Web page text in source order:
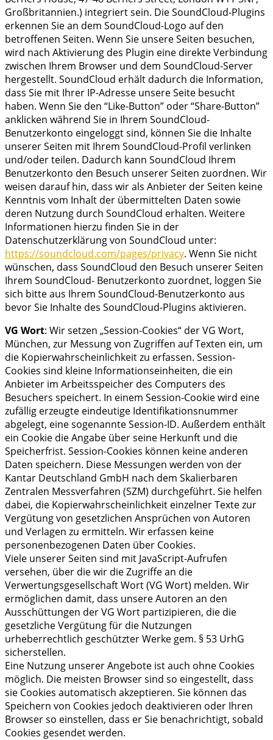
Großbritannien.) integriert sein. Die SoundCloud-Plugins
erkennen Sie an dem SoundCloud-Logo auf den
betroffenen Seiten. Wenn Sie unsere Seiten besuchen,
wird nach Aktivierung des Plugin eine direkte Verbindung
zwischen Ihrem Browser und dem SoundCloud-Server
hergestellt. SoundCloud erhält dadurch die Information,
dass Sie mit Ihrer IP-Adresse unsere Seite besucht
haben. Wenn Sie den “Like-Button” oder “Share-Button”
anklicken während Sie in Ihrem SoundCloud-
Benutzerkonto eingeloggt sind, können Sie die Inhalte
unserer Seiten mit Ihrem SoundCloud-Profil verlinken
und/oder teilen. Dadurch kann SoundCloud Ihrem
Benutzerkonto den Besuch unserer Seiten zuordnen. Wir
weisen darauf hin, dass wir als Anbieter der Seiten keine
Kenntnis vom Inhalt der übermittelten Daten sowie
deren Nutzung durch SoundCloud erhalten. Weitere
Informationen hierzu finden Sie in der
Datenschutzerklärung von SoundCloud unter:
https://soundcloud.com/pages/privacy. Wenn Sie nicht
wünschen, dass SoundCloud den Besuch unserer Seiten
Ihrem SoundCloud- Benutzerkonto zuordnet, loggen Sie
sich bitte aus Ihrem SoundCloud-Benutzerkonto aus
bevor Sie Inhalte des SoundCloud-Plugins aktivieren.
VG Wort: Wir setzen „Session-Cookies“ der VG Wort,
München, zur Messung von Zugriffen auf Texten ein, um
die Kopierwahrscheinlichkeit zu erfassen. Session-
Cookies sind kleine Informationseinheiten, die ein
Anbieter im Arbeitsspeicher des Computers des
Besuchers speichert. In einem Session-Cookie wird eine
zufällig erzeugte eindeutige Identifikationsnummer
abgelegt, eine sogenannte Session-ID. Außerdem enthält
ein Cookie die Angabe über seine Herkunft und die
Speicherfrist. Session-Cookies können keine anderen
Daten speichern. Diese Messungen werden von der
Kantar Deutschland GmbH nach dem Skalierbaren
Zentralen Messverfahren (SZM) durchgeführt. Sie helfen
dabei, die Kopierwahrscheinlichkeit einzelner Texte zur
Vergütung von gesetzlichen Ansprüchen von Autoren
und Verlagen zu ermitteln. Wir erfassen keine
personenbezogenen Daten über Cookies.
Viele unserer Seiten sind mit JavaScript-Aufrufen
versehen, über die wir die Zugriffe an die
Verwertungsgesellschaft Wort (VG Wort) melden. Wir
ermöglichen damit, dass unsere Autoren an den
Ausschüttungen der VG Wort partizipieren, die die
gesetzliche Vergütung für die Nutzungen
urheberrechtlich geschützter Werke gem. § 53 UrhG
sicherstellen.
Eine Nutzung unserer Angebote ist auch ohne Cookies
möglich. Die meisten Browser sind so eingestellt, dass
sie Cookies automatisch akzeptieren. Sie können das
Speichern von Cookies jedoch deaktivieren oder Ihren
Browser so einstellen, dass er Sie benachrichtigt, sobald
Cookies gesendet werden.